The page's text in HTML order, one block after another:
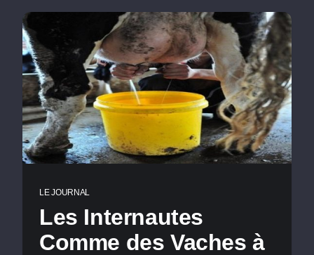
LE JOURNAL
Les Internautes
Comme des Vaches à